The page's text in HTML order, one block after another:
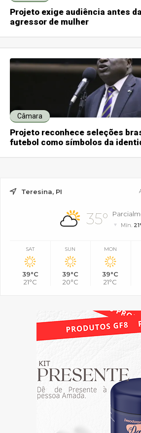
Projeto exige audiência antes
agressor de mulher
Câmara
Projeto reconhece seleções
futebol como símbolos da
Teresina, PI
35° Mín.
SAT
39°C
21°C
SUN
39°C
20°C
MON
39°C
21°C